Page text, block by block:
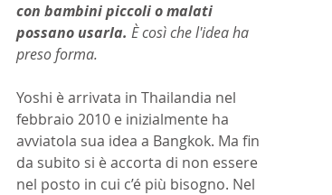
con bambini piccoli o malati
possano usarla. È così che l'idea ha
preso forma.
Yoshi è arrivata in Thailandia nel
febbraio 2010 e inizialmente ha
avviatola sua idea a Bangkok. Ma fin
da subito si è accorta di non essere
nel posto in cui c’é più bisogno. Nel